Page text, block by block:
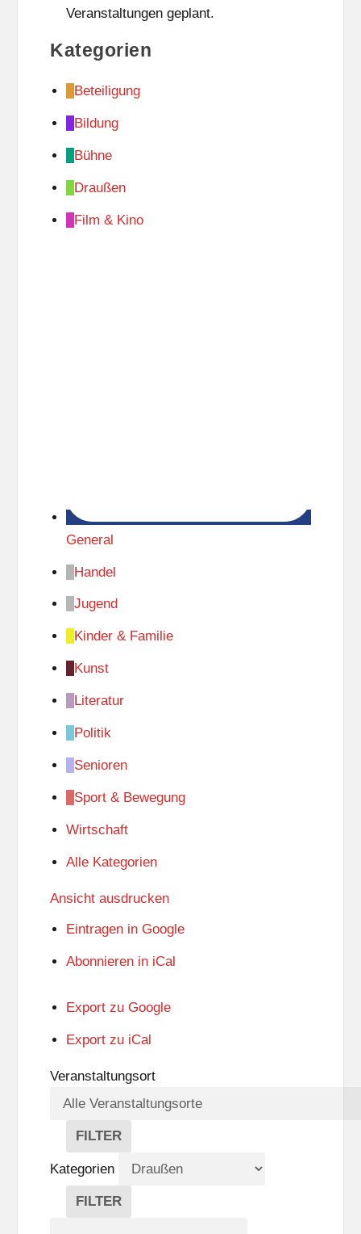
Veranstaltungen geplant.
Kategorien
Beteiligung
Bildung
Bühne
Draußen
Film & Kino
General
Handel
Jugend
Kinder & Familie
Kunst
Literatur
Politik
Senioren
Sport & Bewegung
Wirtschaft
Alle Kategorien
Ansicht ausdrucken
Eintragen in Google
Abonnieren in iCal
Export zu Google
Export zu iCal
Veranstaltungsort
FILTER
V
E
R
A
Kategorien
FILTER